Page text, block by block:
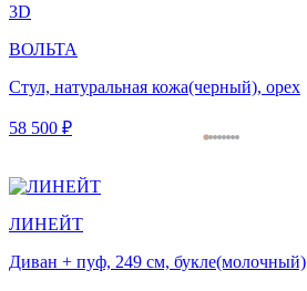
3D
ВОЛЬТА
Стул, натуральная кожа(черный), орех
58 500 ₽
ЛИНЕЙТ
Диван + пуф, 249 см, букле(молочный)